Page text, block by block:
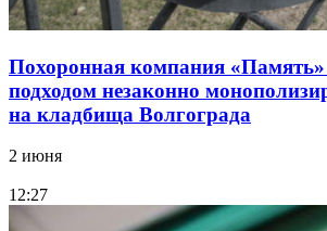
Похоронная компания
подходом незаконно
на кладбища Волгограда
2 июня
12:27